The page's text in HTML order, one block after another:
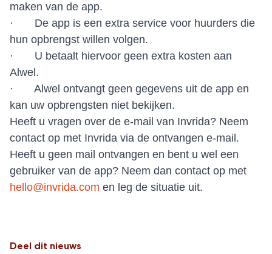
maken van de app.
· De app is een extra service voor huurders die
hun opbrengst willen volgen.
· U betaalt hiervoor geen extra kosten aan
Alwel.
· Alwel ontvangt geen gegevens uit de app en
kan uw opbrengsten niet bekijken.
Heeft u vragen over de e-mail van Invrida? Neem
contact op met Invrida via de ontvangen e-mail.
Heeft u geen mail ontvangen en bent u wel een
gebruiker van de app? Neem dan contact op met
hello@invrida.com en leg de situatie uit.
Deel dit nieuws